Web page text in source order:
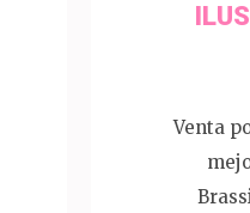
Venta